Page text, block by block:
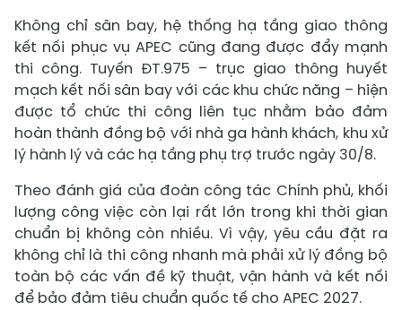
Không chỉ sân bay, hệ thống hạ tầng giao thông
kết nối phục vụ APEC cũng đang được đẩy mạnh
thi công. Tuyến ĐT.975 – trục giao thông huyết
mạch kết nối sân bay với các khu chức năng – hiện
được tổ chức thi công liên tục nhằm bảo đảm
hoàn thành đồng bộ với nhà ga hành khách, khu xử
lý hành lý và các hạ tầng phụ trợ trước ngày 30/8.
Theo đánh giá của đoàn công tác Chính phủ, khối
lượng công việc còn lại rất lớn trong khi thời gian
chuẩn bị không còn nhiều. Vì vậy, yêu cầu đặt ra
không chỉ là thi công nhanh mà phải xử lý đồng bộ
toàn bộ các vấn đề kỹ thuật, vận hành và kết nối
để bảo đảm tiêu chuẩn quốc tế cho APEC 2027.